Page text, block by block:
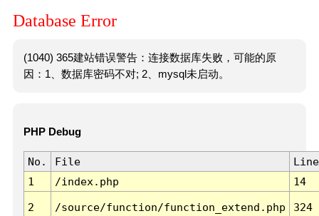
Database Error
(1040) 365建站错误警告：连接数据库失败，可能的原
因：1、数据库密码不对; 2、mysql未启动。
PHP Debug
No. File
Line
1
/index.php 14
2 /source/function/function_extend.php 324